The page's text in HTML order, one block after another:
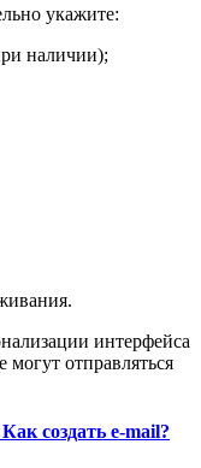
укажите:
наличии);
интерфейса
отправляться
создать e-mail?